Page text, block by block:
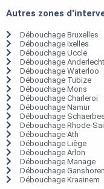
Autres zones
Débouchage Bruxelles
Débouchage Ixelles
Débouchage Uccle
Débouchage Anderlecht
Débouchage Waterloo
Débouchage Tubize
Débouchage Mons
Débouchage Charleroi
Débouchage Namur
Débouchage
Débouchage Rhode-
Débouchage Ath
Débouchage Liège
Débouchage Arlon
Débouchage Manage
Débouchage Ganshoren
Débouchage Kraainem